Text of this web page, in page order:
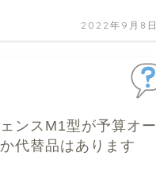
2022年9月8日
ンスM1型が予算オー
代替品はあります